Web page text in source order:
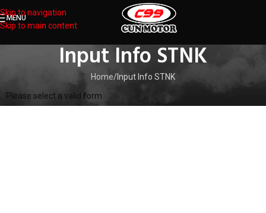
Skip to navigation
Skip to main content
MENU
Input Info STNK
Home
Input Info STNK
Please select a valid form